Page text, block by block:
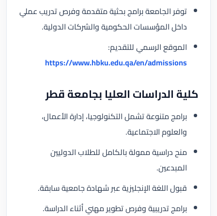
توفر الجامعة برامج بحثية متقدمة وفرص تدريب عملي
داخل المؤسسات الحكومية والشركات الدولية.
الموقع الرسمي للتقديم:
https://www.hbku.edu.qa/en/admissions
كلية الدراسات العليا بجامعة قطر
برامج متنوعة تشمل التكنولوجيا، إدارة الأعمال،
والعلوم الاجتماعية.
منح دراسية ممولة بالكامل للطلاب الدوليين
المبدعين.
قبول اللغة الإنجليزية عبر شهادة جامعية سابقة.
برامج تدريبية وفرص تطوير مهني أثناء الدراسة.